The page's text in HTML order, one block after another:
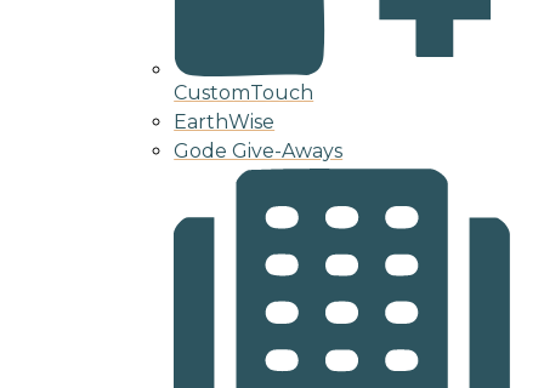
CustomTouch
EarthWise
Gode Give-Aways